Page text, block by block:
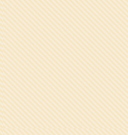
みつけた
ンちゃん